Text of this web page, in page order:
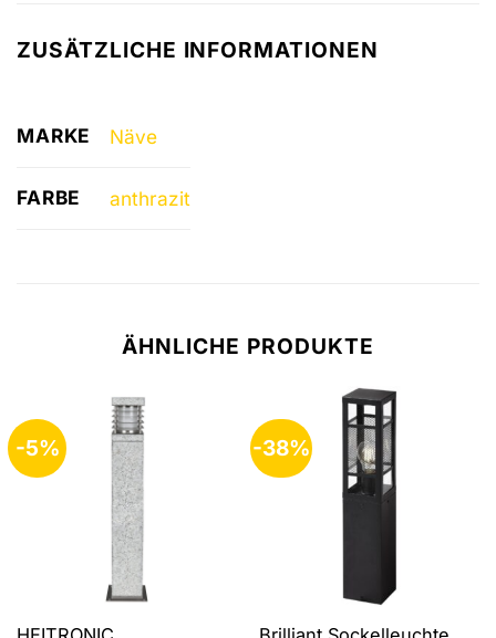
ZUSÄTZLICHE INFORMATIONEN
MARKE Näve
FARBE anthrazit
ÄHNLICHE PRODUKTE
-5% -38%